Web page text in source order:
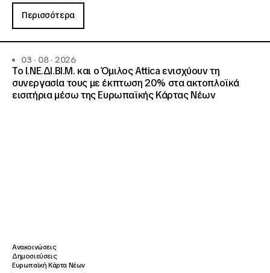
Περισσότερα
03 · 08 · 2026
Το Ι.ΝΕ.ΔΙ.ΒΙ.Μ. και o Όμιλος Attica ενισχύουν τη
συνεργασία τους με έκπτωση 20% στα ακτοπλοϊκά
εισιτήρια μέσω της Ευρωπαϊκής Κάρτας Νέων
Ανακοινώσεις
Δημοσιεύσεις
Ευρωπαϊκή Κάρτα Νέων